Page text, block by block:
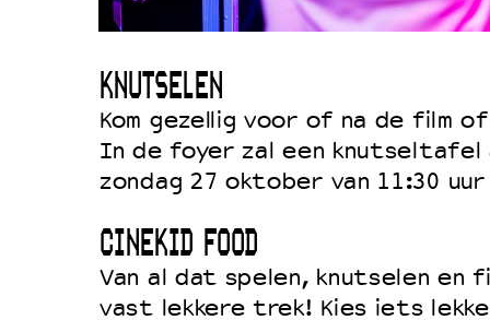
KNUTSELEN
Kom gezellig voor of na de film
In de foyer zal een knutseltafel
zondag 27 oktober van 11:30
CINEKID FOOD
Van al dat spelen, knutselen en
vast lekkere trek! Kies iets